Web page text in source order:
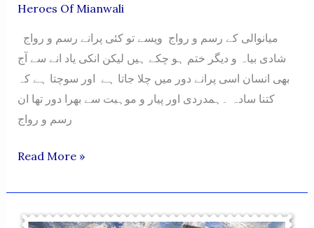
Heroes Of Mianwali
شادی بیاہ و دیگر ختم ہو چکے ہیں لیکن انکی یاد انے سے آج
بھی انسان اسی پرانے دور میں چلا جاتا ہے اور سوچتا ہے کہ
کتنا سادہ ۔ہمدردی اور پیار و موہبت سے بھرا دور تھا ان
رسم و رواج
Mianwali
Rasm
O
Read More »